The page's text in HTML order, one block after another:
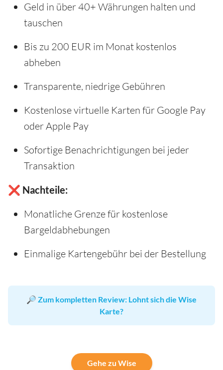
Geld in über 40+ Währungen halten und
tauschen
Bis zu 200 EUR im Monat kostenlos
abheben
Transparente, niedrige Gebühren
Kostenlose virtuelle Karten für Google Pay
oder Apple Pay
Sofortige Benachrichtigungen bei jeder
Transaktion
❌ Nachteile:
Monatliche Grenze für kostenlose
Bargeldabhebungen
Einmalige Kartengebühr bei der Bestellung
🔎 Zum kompletten Review: Lohnt sich die Wise
Karte?
Gehe zu Wise